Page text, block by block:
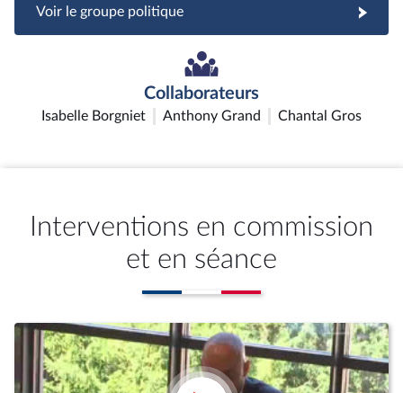
Voir le groupe politique
Collaborateurs
Isabelle Borgniet Anthony Grand Chantal Gros
Interventions en commission
et en séance